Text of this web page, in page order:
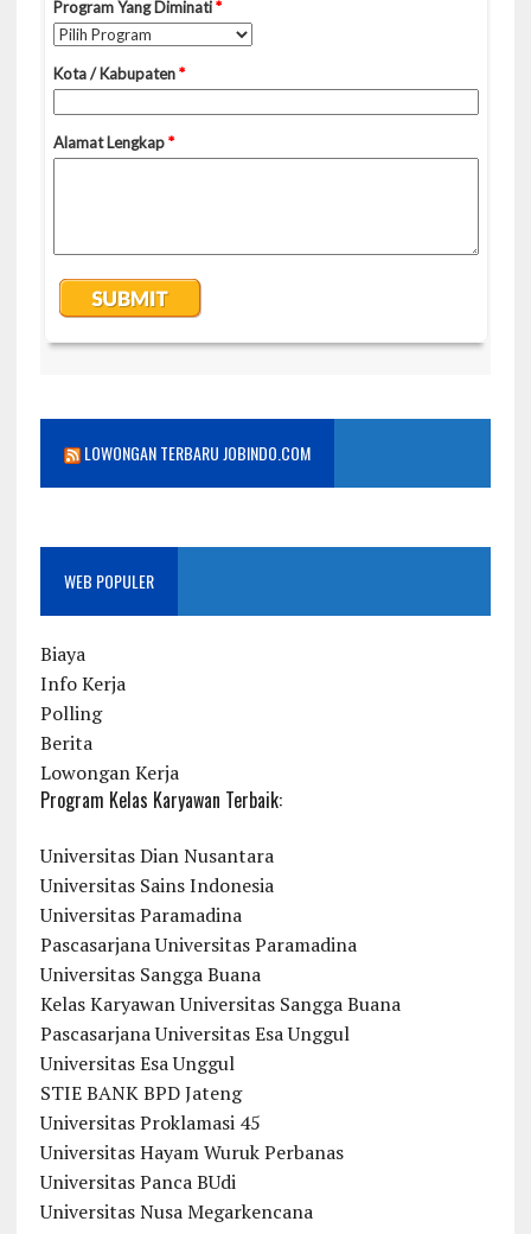
LOWONGAN TERBARU JOBINDO.COM
WEB POPULER
Biaya
Info Kerja
Polling
Berita
Lowongan Kerja
Program Kelas Karyawan Terbaik:
Universitas Dian Nusantara
Universitas Sains Indonesia
Universitas Paramadina
Pascasarjana Universitas Paramadina
Universitas Sangga Buana
Kelas Karyawan Universitas Sangga Buana
Pascasarjana Universitas Esa Unggul
Universitas Esa Unggul
STIE BANK BPD Jateng
Universitas Proklamasi 45
Universitas Hayam Wuruk Perbanas
Universitas Panca BUdi
Universitas Nusa Megarkencana